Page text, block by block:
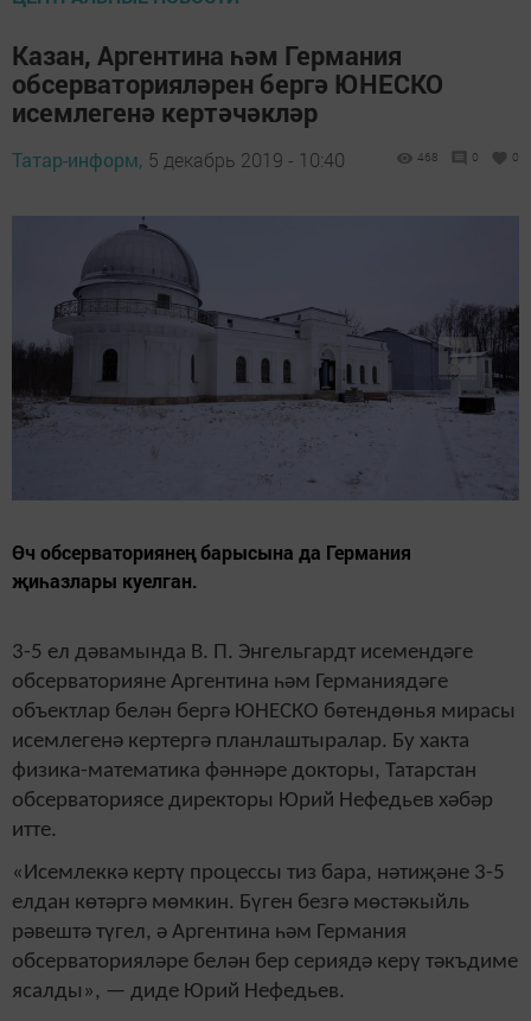
Казан, Аргентина һәм Германия
обсерваторияләрен бергә ЮНЕСКО
исемлегенә кертәчәкләр
Татар-информ, 5 декабрь 2019 - 10:40 468 0 0
Өч обсерваториянең барысына да Германия
җиһазлары куелган.
3-5 ел дәвамында В. П. Энгельгардт исемендәге
обсерваторияне Аргентина һәм Германиядәге
объектлар белән бергә ЮНЕСКО бөтендөнья мирасы
исемлегенә кертергә планлаштыралар. Бу хакта
физика-математика фәннәре докторы, Татарстан
обсерваториясе директоры Юрий Нефедьев хәбәр
итте.
«Исемлеккә кертү процессы тиз бара, нәтиҗәне 3-5
елдан көтәргә мөмкин. Бүген безгә мөстәкыйль
рәвештә түгел, ә Аргентина һәм Германия
обсерваторияләре белән бер сериядә керү тәкъдиме
ясалды», — диде Юрий Нефедьев.